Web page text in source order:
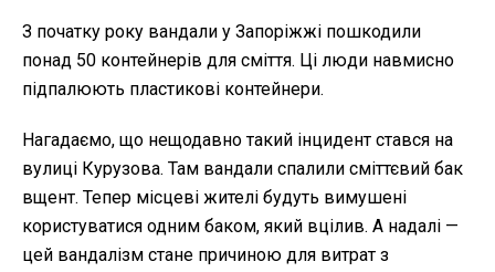
З початку року вандали у Запоріжжі пошкодили
понад 50 контейнерів для сміття. Ці люди навмисно
підпалюють пластикові контейнери.
Нагадаємо, що нещодавно такий інцидент стався на
вулиці Курузова. Там вандали спалили сміттєвий бак
вщент. Тепер місцеві жителі будуть вимушені
користуватися одним баком, який вцілив. А надалі —
цей вандалізм стане причиною для витрат з